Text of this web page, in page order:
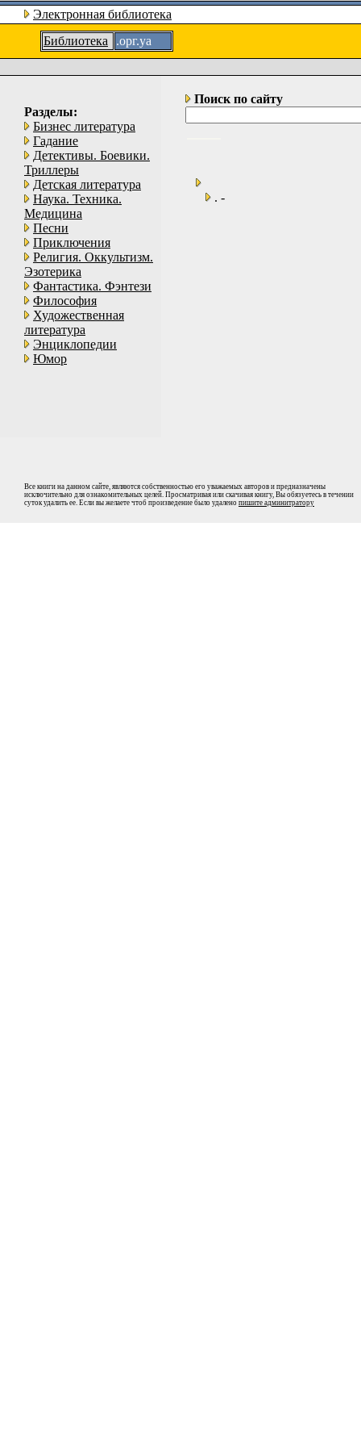
Электронная библиотека
Библиотека
.орг.уа
Разделы:
Бизнес литература
Гадание
Детективы. Боевики.
Триллеры
Детская литература
Наука. Техника.
Медицина
Песни
Приключения
Религия. Оккультизм.
Эзотерика
Фантастика. Фэнтези
Философия
Художественная
литература
Энциклопедии
Юмор
Поиск по сайту
. -
Все книги на данном сайте, являются собственностью его уважаемых авторов и предназначены
исключительно для ознакомительных целей. Просматривая или скачивая книгу, Вы обязуетесь в течении
суток удалить ее. Если вы желаете чтоб произведение было удалено пишите админитратору